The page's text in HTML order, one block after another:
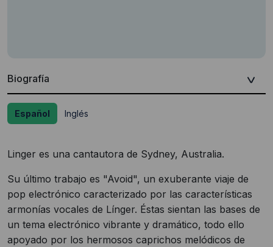
Biografía
Español Inglés
Linger es una cantautora de Sydney, Australia.
Su último trabajo es "Avoid", un exuberante viaje de
pop electrónico caracterizado por las características
armonías vocales de Línger. Éstas sientan las bases de
un tema electrónico vibrante y dramático, todo ello
apoyado por los hermosos caprichos melódicos de